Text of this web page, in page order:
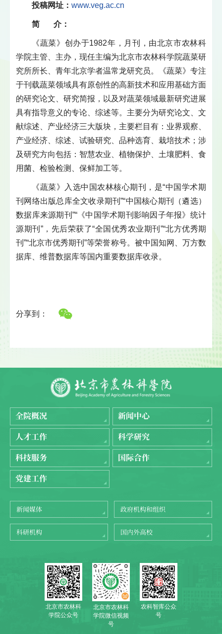
投稿网址： www.veg.ac.cn
简 介：
《蔬菜》创办于1982年，月刊，由北京市农林科
学院主管、主办，现任主编为北京市农林科学院蔬菜研
究所所长、青年北京学者温常龙研究员。《蔬菜》专注
于刊载蔬菜领域具有原创性的高新技术和应用基础方面
的研究论文、研究简报，以及对蔬菜领域最新研究进展
具有指导意义的专论、综述等。主要分为研究论文、文
献综述、产业经济三大版块，主要栏目有：业界观察、
产业经济、综述、试验研究、品种选育、栽培技术；涉
及研究方向包括：智慧农业、植物保护、土壤肥料、食
用菌、检验检测、保鲜加工等。
《蔬菜》入选中国农林核心期刊，是“中国学术期
刊网络出版总库全文收录期刊”“中国核心期刊（遴选）
数据库来源期刊”“《中国学术期刊影响因子年报》统计
源期刊”，先后荣获了“全国优秀农业期刊”“北方优秀期
刊”“北京市优秀期刊”等荣誉称号。被中国知网、万方数
据库、维普数据库等国内重要数据库收录。
分享到：
全院概况
新闻中心
人才工作
科学研究
科技服务
国际合作
党建工作
新闻媒体 政府机构和组织
科研机构 国内外高校
北京市农林科
学院公众号
北京市农林科
学院微信视频
号
农科智库公众
号